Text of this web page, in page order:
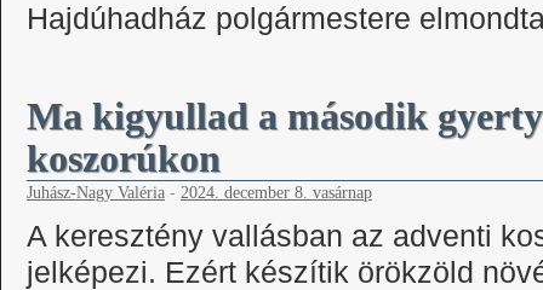
Hajdúhadház polgármestere
Ma kigyullad a második
koszorúkon
Juhász-Nagy Valéria - 2024. december 8. vasárnap
A keresztény vallásban az adventi
jelképezi. Ezért készítik örökzöld